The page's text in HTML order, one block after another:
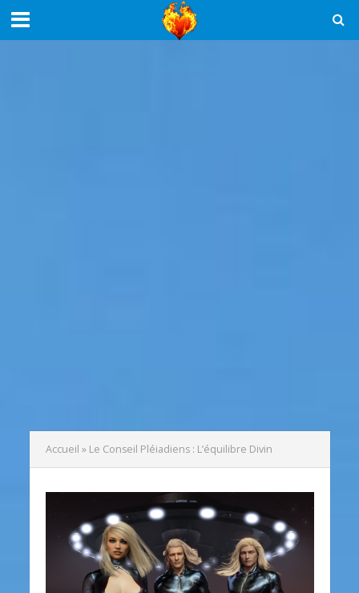
Accueil » Le Conseil Pléiadiens : L’équilibre Divin